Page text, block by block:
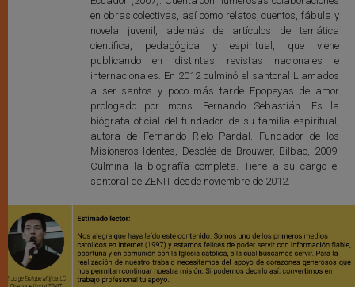
en obras colectivas, así como relatos, cuentos, fábula y
novela juvenil, además de artículos de temática
científica, pedagógica y espiritual, que viene
publicando en distintas revistas nacionales e
internacionales. En 2012 culminó el santoral Llamados
a ser santos y poco más tarde Epopeyas de amor
prologado por mons. Fernando Sebastián. Es la
biógrafa oficial del fundador de su familia espiritual,
autora de Fernando Rielo Pardal. Fundador de los
Misioneros Identes, Desclée de Brouwer, Bilbao, 2009.
Culmina la biografía completa. Tiene a su cargo el
santoral de ZENIT desde noviembre de 2012.